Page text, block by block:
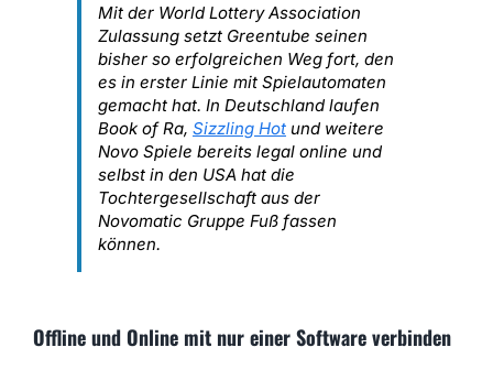
Mit der World Lottery Association
Zulassung setzt Greentube seinen
bisher so erfolgreichen Weg fort, den
es in erster Linie mit Spielautomaten
gemacht hat. In Deutschland laufen
Book of Ra, Sizzling Hotund weitere
Novo Spiele bereits legal online und
selbst in den USA hat die
Tochtergesellschaft aus der
Novomatic Gruppe Fuß fassen
können.
Offline und Online mit nur einer Software verbinden